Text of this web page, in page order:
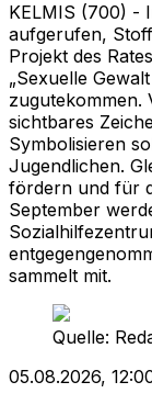
KELMIS (700) -
aufgerufen,
Projekt des
„Sexuelle
zugutekommen.
sichtbares
Symbolisieren
Jugendlichen.
fördern und für
September
sammelt mit.
Quelle:
05.08.2026,